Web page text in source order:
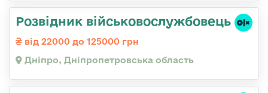
Розвідник військовослужбовець
від 22000 до 125000 грн
Дніпро, Дніпропетровська область